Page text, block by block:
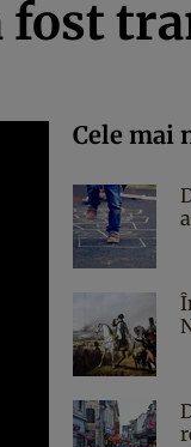
fost
Cele mai